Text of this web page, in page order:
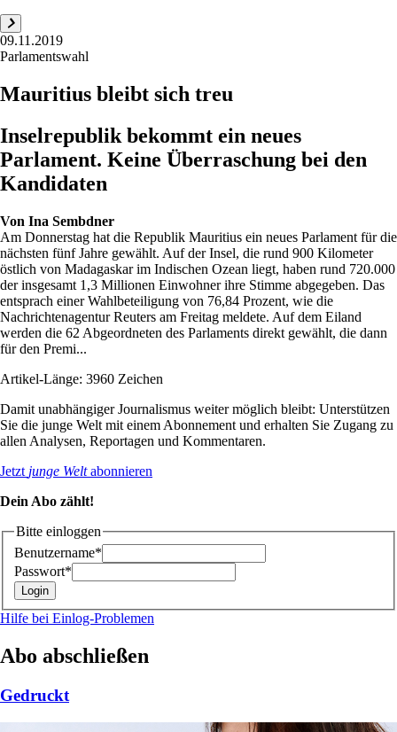
09.11.2019
Parlamentswahl
Mauritius bleibt sich treu
Inselrepublik bekommt ein neues
Parlament. Keine Überraschung bei den
Kandidaten
Von Ina Sembdner
Am Donnerstag hat die Republik Mauritius ein neues Parlament für die
nächsten fünf Jahre gewählt. Auf der Insel, die rund 900 Kilometer
östlich von Madagaskar im Indischen Ozean liegt, haben rund 720.000
der insgesamt 1,3 Millionen Einwohner ihre Stimme abgegeben. Das
entsprach einer Wahlbeteiligung von 76,84 Prozent, wie die
Nachrichtenagentur Reuters am Freitag meldete. Auf dem Eiland
werden die 62 Abgeordneten des Parlaments direkt gewählt, die dann
für den Premi...
Artikel-Länge: 3960 Zeichen
Damit unabhängiger Journalismus weiter möglich bleibt: Unterstützen
Sie die junge Welt mit einem Abonnement und erhalten Sie Zugang zu
allen Analysen, Reportagen und Kommentaren.
Jetzt junge Weltabonnieren
Dein Abo zählt!
Bitte einloggen
Benutzername*
Passwort*
Hilfe bei Einlog-Problemen
Abo abschließen
Gedruckt